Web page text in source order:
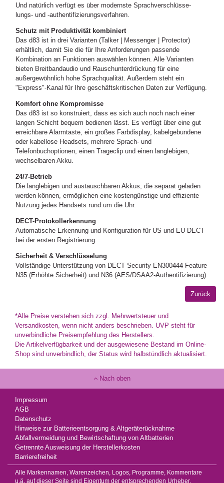
Und natürlich verfügt es über modernste Sprachverschlüsse-
lungs- und -authentifizierungsverfahren.
Schutz mit Produktivität kombiniert
Das d83 ist in drei Varianten (Talker | Messenger | Protector)
erhältlich, damit Sie die für Ihre Anforderungen passende
Kombination an Funktionen auswählen können. Alle Varianten
bieten Breitbandaudio und Rauschunterdrückung für eine
außergewöhnlich hohe Sprachqualität. Außerdem steht ein
"Express"-Kanal für Ihre geschäftskritischen Daten zur Verfügung.
Komfort ohne Kompromisse
Das d83 ist so konstruiert, dass es sich auch noch nach einer
langen Schicht bequem bedienen lässt. Es verfügt über eine gut
erreichbare Alarmtaste, ein großes Farbdisplay, kabelgebundene
oder kabellose Headsets, mehrere Sprach- und
Telefonbuchoptionen, einen Trageclip und einen langlebigen,
wechselbaren Akku.
24/7-Betrieb
Die langlebigen und austauschbaren Akkus, die separat geladen
werden können, ermöglichen eine kostengünstige und effiziente
Nutzung jedes Handsets rund um die Uhr.
DECT-Protokollerkennung
Automatische Erkennung und Konfiguration für US und EU DECT
bei der ersten Registrierung.
Sicherheit & Verschlüsselung
Vollständige Unterstützung von DECT Security EN300444 Feature
N35 (Erhöhte Sicherheit) und N36 (AES/DSAA2-Authentifizierung).
*Alle Preise verstehen sich zzgl. Mehrwertsteuer und
Versandkosten, wenn nicht anders beschrieben. UVP steht für
unverbindliche Preisempfehlung des Herstellers.
Die Artikelverfügbarkeit und der ausgewiesene Bestand im Online-
Shop sind unverbindlich, der Status wird halbstündlich aktualisiert.
Nach oben
Impressum
AGB
Datenschutz
Hinweise zur Batterieentsorgung & Altgeräterücknahme
Abfallvermeidung und Bewirtschaftung von Altbatterien
Getrennte Ausweisung der Herstellerkosten
Barrierefreiheit
Alle Markennamen, Warenzeichen, Logos, Programme, Kommentare
u.ä. auf dieser Seite sind Eigentum der entsprechenden Urheber,